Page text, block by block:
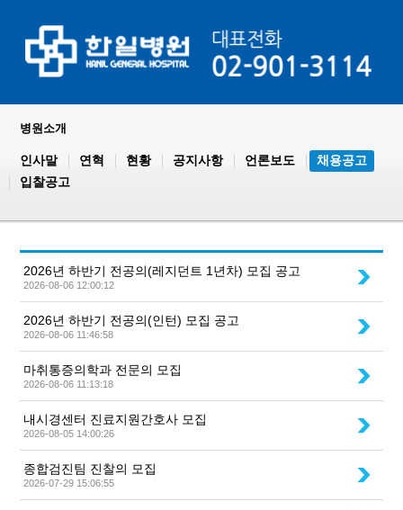
병원소개
인사말 연혁 현황 공지사항 언론보도
채용공고
입찰공고
2026년 하반기 전공의(레지던트 1년차) 모집 공고
2026-08-06 12:00:12
2026년 하반기 전공의(인턴) 모집 공고
2026-08-06 11:46:58
마취통증의학과 전문의 모집
2026-08-06 11:13:18
내시경센터 진료지원간호사 모집
2026-08-05 14:00:26
종합검진팀 진찰의 모집
2026-07-29 15:06:55